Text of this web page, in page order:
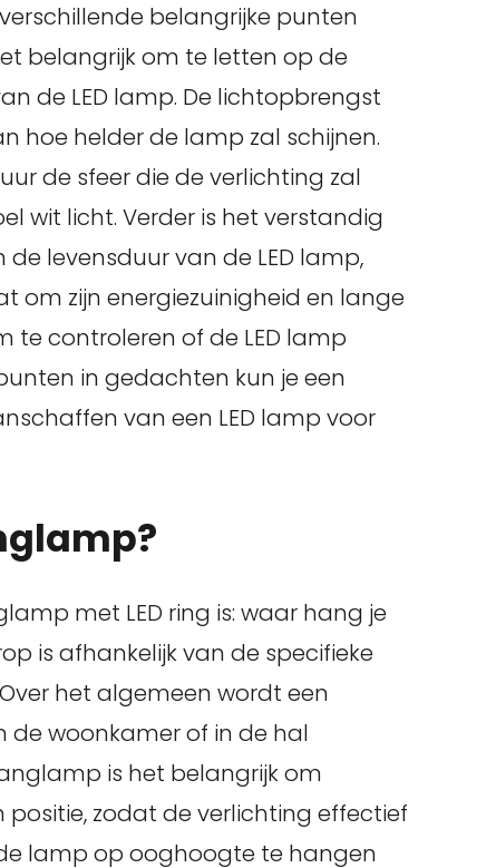
verschillende belangrijke punten
belangrijk om te letten op de
de LED lamp. De lichtopbrengst
hoe helder de lamp zal schijnen.
de sfeer die de verlichting zal
wit licht. Verder is het verstandig
levensduur van de LED lamp,
om zijn energiezuinigheid en lange
te controleren of de LED lamp
in gedachten kun je een
van een LED lamp voor
met LED ring is: waar hang je
is afhankelijk van de specifieke
het algemeen wordt een
woonkamer of in de hal
is het belangrijk om
zodat de verlichting effectief
lamp op ooghoogte te hangen